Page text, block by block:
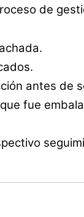
de
antes de
fue